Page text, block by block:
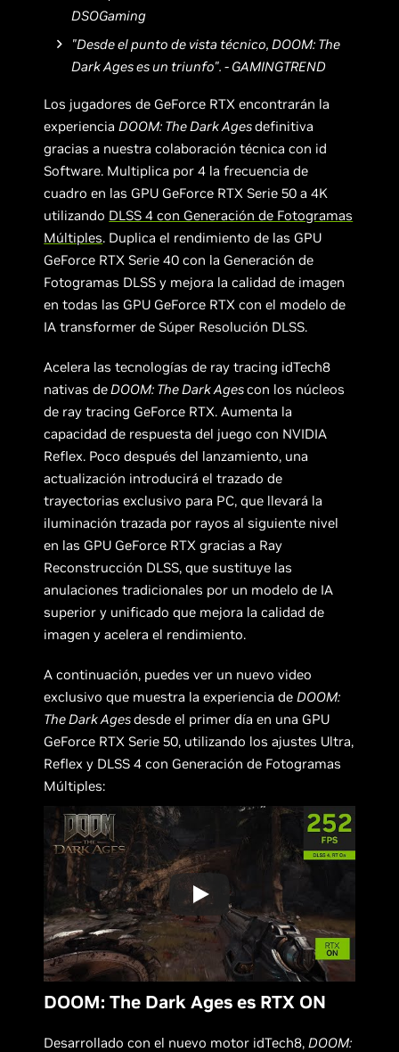
DSOGaming
"Desde el punto de vista técnico, DOOM: The
Dark Ages es un triunfo". - GAMINGTREND
Los jugadores de GeForce RTX encontrarán la
experienciaDOOM: The Dark Agesdefinitiva
gracias a nuestra colaboración técnica con id
Software. Multiplica por 4 la frecuencia de
cuadro en las GPU GeForce RTX Serie 50 a 4K
utilizando DLSS 4 con Generación de Fotogramas
Múltiples. Duplica el rendimiento de las GPU
GeForce RTX Serie 40 con la Generación de
Fotogramas DLSS y mejora la calidad de imagen
en todas las GPU GeForce RTX con el modelo de
IA transformer de Súper Resolución DLSS.
Acelera las tecnologías de ray tracing idTech8
nativas deDOOM: The Dark Agescon los núcleos
de ray tracing GeForce RTX. Aumenta la
capacidad de respuesta del juego con NVIDIA
Reflex. Poco después del lanzamiento, una
actualización introducirá el trazado de
trayectorias exclusivo para PC, que llevará la
iluminación trazada por rayos al siguiente nivel
en las GPU GeForce RTX gracias a Ray
Reconstrucción DLSS, que sustituye las
anulaciones tradicionales por un modelo de IA
superior y unificado que mejora la calidad de
imagen y acelera el rendimiento.
A continuación, puedes ver un nuevo video
exclusivo que muestra la experiencia deDOOM:
The Dark Agesdesde el primer día en una GPU
GeForce RTX Serie 50, utilizando los ajustes Ultra,
Reflex y DLSS 4 con Generación de Fotogramas
Múltiples:
DOOM: The Dark Ages es RTX ON
Desarrollado con el nuevo motor idTech8, DOOM: